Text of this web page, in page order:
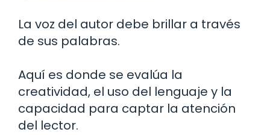
La voz del autor debe brillar a través
de sus palabras.
Aquí es donde se evalúa la
creatividad, el uso del lenguaje y la
capacidad para captar la atención
del lector.